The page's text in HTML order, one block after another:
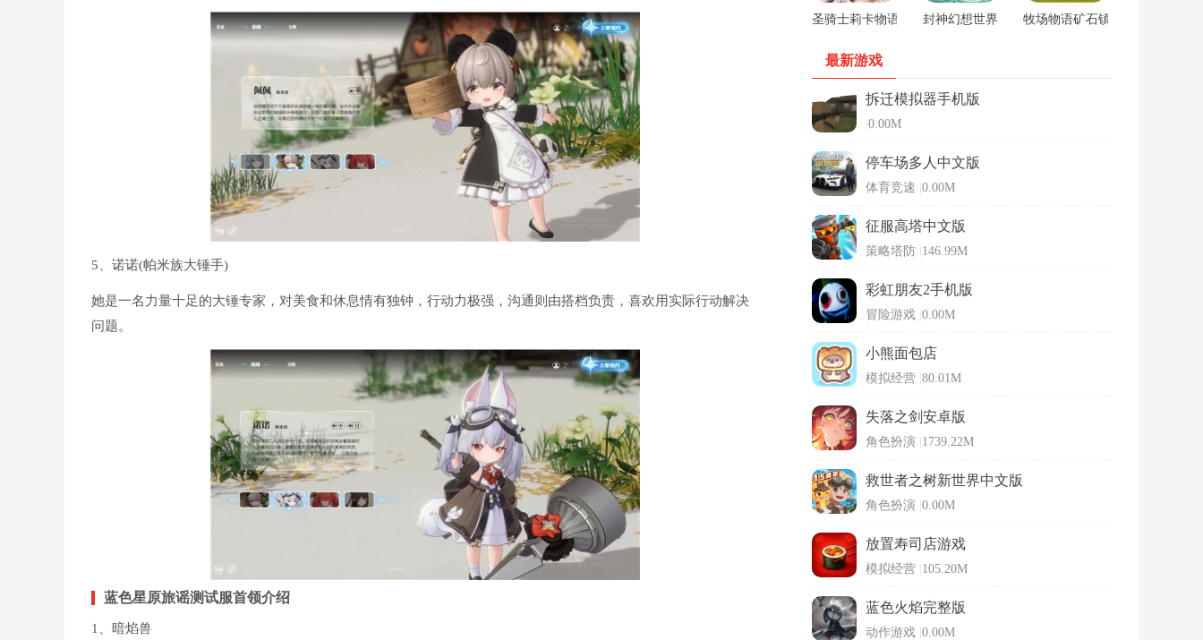
5、诺诺(帕米族大锤手)
她是一名力量十足的大锤专家，对美食和休息情有独钟，行动力极强，沟通则由搭档负责，喜欢用实际行动解决
问题。
蓝色星原旅谣测试服首领介绍
1、暗焰兽
圣骑士莉卡物语安卓手游封神幻想世界 牧场物语矿石镇的伙伴们男孩版
最新游戏
拆迁模拟器手机版
0.00M
停车场多人中文版
体育竞速 0.00M
征服高塔中文版
策略塔防 146.99M
彩虹朋友2手机版
冒险游戏 0.00M
小熊面包店
模拟经营 80.01M
失落之剑安卓版
角色扮演 1739.22M
救世者之树新世界中文版
角色扮演 0.00M
放置寿司店游戏
模拟经营 105.20M
蓝色火焰完整版
动作游戏 0.00M